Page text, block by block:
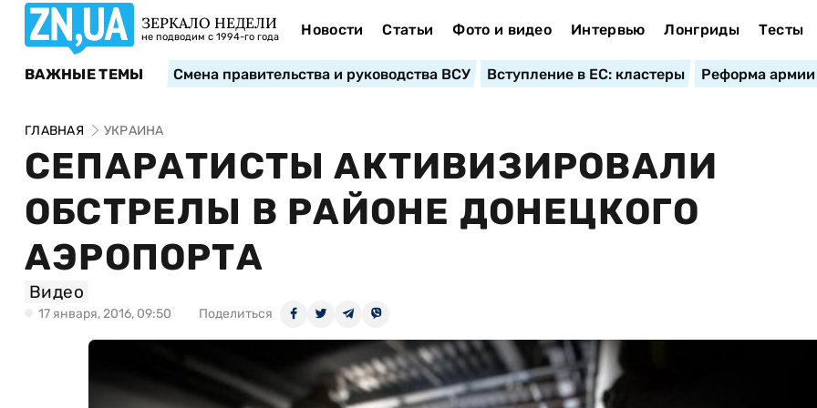
ЗЕРКАЛО НЕДЕЛИ
не подводим с 1994-го года Новости Статьи Фото и видео Интервью Лонгриды Тесты
ВАЖНЫЕ ТЕМЫ Смена правительства и руководства ВСУ Вступление в ЕС: кластеры Реформа армии
ГЛАВНАЯ УКРАИНА
СЕПАРАТИСТЫ АКТИВИЗИРОВАЛИ
ОБСТРЕЛЫ В РАЙОНЕ ДОНЕЦКОГО
АЭРОПОРТА
Видео
17 января, 2016, 09:50 Поделиться